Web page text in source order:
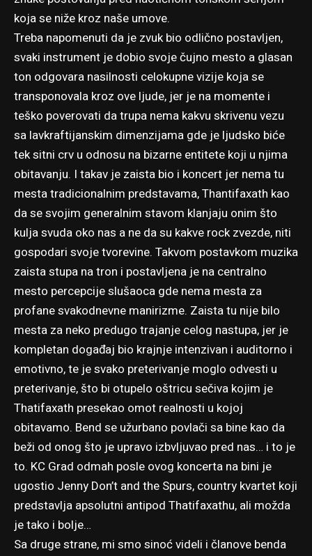
koja se niže kroz naše umove.
Treba napomenuti da je zvuk bio odlično postavljen,
svaki instrument je dobio svoje čujno mesto a glasan
ton odgovara nasilnosti celokupne vizije koja se
transponovala kroz ove ljude, jer je na momente i
teško poverovati da trupa nema kakvu skrivenu vezu
sa lavkraftijanskim dimenzijama gde je ljudsko biće
tek sitni crv u odnosu na bizarne entitete koji u njima
obitavanju. I takav je zaista bio i koncert jer nema tu
mesta tradicionalnim predstavama, Thantifaxath kao
da se svojim generalnim stavom klanjaju onim što
kulja svuda oko nas a ne da su kakve rock zvezde, niti
gospodari svoje tvorevine. Takvom postavkom muzika
zaista stupa na tron i postavljena je na centralno
mesto percepcije slušaoca gde nema mesta za
profane svakodnevne manirizme. Zaista tu nije bilo
mesta za neko predugo trajanje celog nastupa, jer je
kompletan događaj bio krajnje intenzivan i auditorno i
emotivno, te je svako preterivanje moglo odvesti u
preterivanje, što bi otupelo oštricu sečiva kojim je
Thatifaxath presekao omot realnosti u kojoj
obitavamo. Bend se užurbano povlači sa bine kao da
beži od onog što je upravo izbvljuvao pred nas… i to je
to. KC Grad odmah posle ovog koncerta na bini je
ugostio Jenny Don’t and the Spurs, country kvartet koji
predstavlja apsolutni antipod Thatifaxathu, ali možda
je tako i bolje…
Sa druge strane, mi smo sinoć videli i članove benda